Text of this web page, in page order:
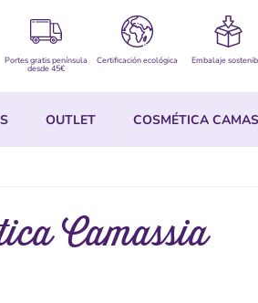
Portes gratis península
desde 45€
Certificación ecológica Embalaje
OUTLET COSMÉTICA
Camassia